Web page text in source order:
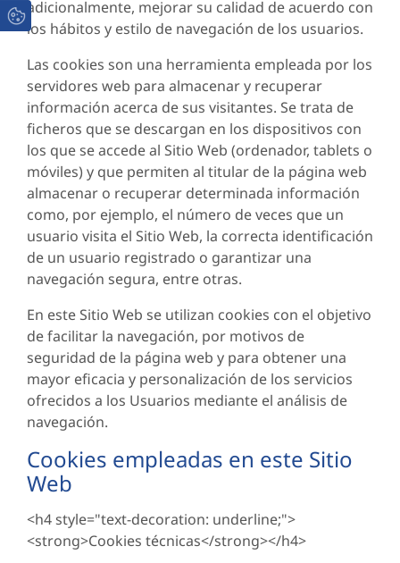
adicionalmente, mejorar su calidad de acuerdo con
los hábitos y estilo de navegación de los usuarios.
Las cookies son una herramienta empleada por los
servidores web para almacenar y recuperar
información acerca de sus visitantes. Se trata de
ficheros que se descargan en los dispositivos con
los que se accede al Sitio Web (ordenador, tablets o
móviles) y que permiten al titular de la página web
almacenar o recuperar determinada información
como, por ejemplo, el número de veces que un
usuario visita el Sitio Web, la correcta identificación
de un usuario registrado o garantizar una
navegación segura, entre otras.
En este Sitio Web se utilizan cookies con el objetivo
de facilitar la navegación, por motivos de
seguridad de la página web y para obtener una
mayor eficacia y personalización de los servicios
ofrecidos a los Usuarios mediante el análisis de
navegación.
Cookies empleadas en este Sitio
Web
<h4 style="text-decoration: underline;">
<strong>Cookies técnicas</strong></h4>